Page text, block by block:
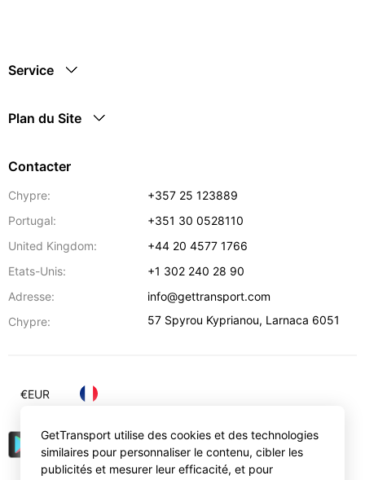
Service
Plan du Site
Contacter
Chypre:
+357 25 123889
Portugal:
+351 30 0528110
United Kingdom:
+44 20 4577 1766
Etats-Unis:
+1 302 240 28 90
Adresse:
info@gettransport.com
Chypre:
57 Spyrou Kyprianou, Larnaca 6051
€EUR
GetTransport utilise des cookies et des technologies
similaires pour personnaliser le contenu, cibler les
publicités et mesurer leur efficacité, et pour